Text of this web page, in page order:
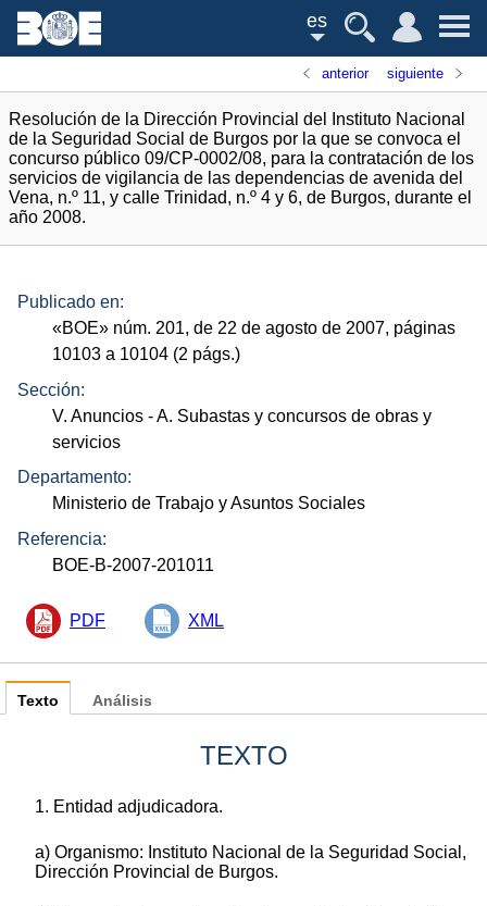
es
anterior siguiente
Resolución de la Dirección Provincial del Instituto Nacional
de la Seguridad Social de Burgos por la que se convoca el
concurso público 09/CP-0002/08, para la contratación de los
servicios de vigilancia de las dependencias de avenida del
Vena, n.º 11, y calle Trinidad, n.º 4 y 6, de Burgos, durante el
año 2008.
Publicado en:
«BOE» núm. 201, de 22 de agosto de 2007, páginas
10103 a 10104 (2 págs.)
Sección:
V. Anuncios - A. Subastas y concursos de obras y
servicios
Departamento:
Ministerio de Trabajo y Asuntos Sociales
Referencia:
BOE-B-2007-201011
PDF XML
Texto
TEXTO
1. Entidad adjudicadora.
a) Organismo: Instituto Nacional de la Seguridad Social,
Dirección Provincial de Burgos.
Análisis